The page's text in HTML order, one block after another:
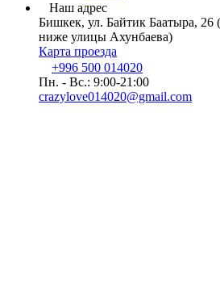
Наш адрес
Бишкек, ул. Байтик Баатыра, 26
ниже улицы Ахунбаева)
Карта проезда
+996 500 014020
Пн. - Вс.: 9:00-21:00
crazylove014020@gmail.com